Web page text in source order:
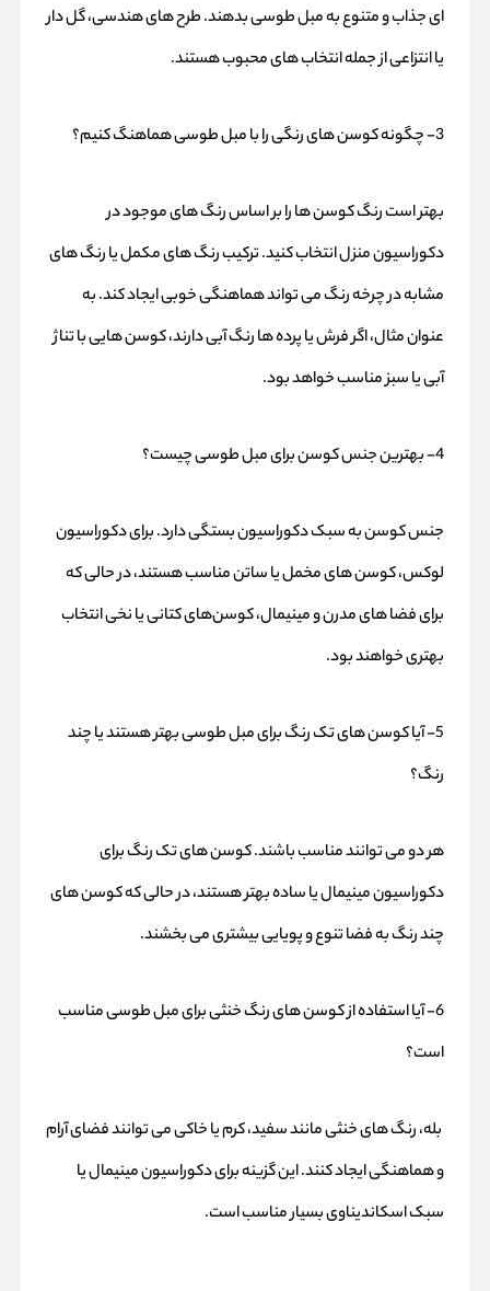
ای جذاب و متنوع به مبل طوسی بدهند. طرح‌ های هندسی، گل‌ دار
یا انتزاعی از جمله انتخاب‌ های محبوب هستند.
3- چگونه کوسن‌ های رنگی را با مبل طوسی هماهنگ کنیم؟
بهتر است رنگ کوسن‌ ها را بر اساس رنگ‌ های موجود در
دکوراسیون منزل انتخاب کنید. ترکیب رنگ‌ های مکمل یا رنگ‌ های
مشابه در چرخه رنگ می‌ تواند هماهنگی خوبی ایجاد کند. به‌
عنوان مثال، اگر فرش یا پرده‌ ها رنگ آبی دارند، کوسن‌ هایی با تناژ
آبی یا سبز مناسب خواهد بود.
4- بهترین جنس کوسن برای مبل طوسی چیست؟
جنس کوسن به سبک دکوراسیون بستگی دارد. برای دکوراسیون
لوکس، کوسن‌ های مخمل یا ساتن مناسب هستند، در حالی که
برای فضا های مدرن و مینیمال، کوسن‌های کتانی یا نخی انتخاب
بهتری خواهند بود.
5- آیا کوسن‌ های تک‌ رنگ برای مبل طوسی بهتر هستند یا چند
رنگ؟
هر دو می‌ توانند مناسب باشند. کوسن‌ های تک‌ رنگ برای
دکوراسیون مینیمال یا ساده بهتر هستند، در حالی که کوسن‌ های
چند رنگ به فضا تنوع و پویایی بیشتری می‌ بخشند.
6- آیا استفاده از کوسن‌ های رنگ خنثی برای مبل طوسی مناسب
است؟
بله، رنگ‌ های خنثی مانند سفید، کرم یا خاکی می‌ توانند فضای آرام
و هماهنگی ایجاد کنند. این گزینه برای دکوراسیون مینیمال یا
سبک اسکاندیناوی بسیار مناسب است.